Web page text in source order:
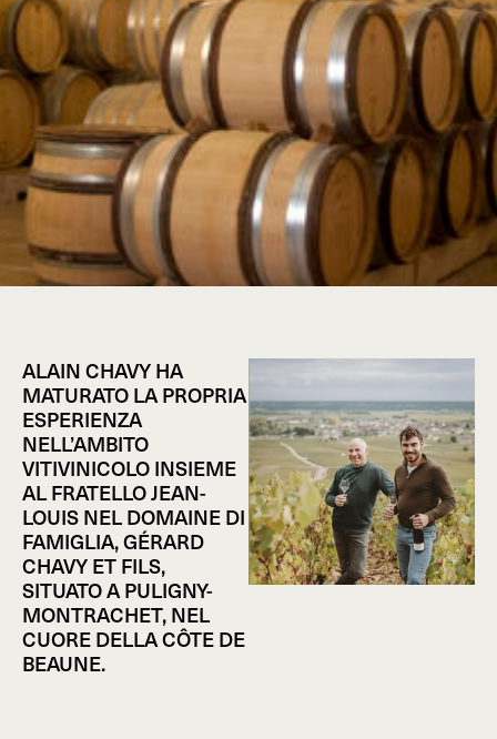
ALAIN CHAVY HA
MATURATO LA PROPRIA
ESPERIENZA
NELL’AMBITO
VITIVINICOLO INSIEME
AL FRATELLO JEAN-
LOUIS NEL DOMAINE DI
FAMIGLIA, GÉRARD
CHAVY ET FILS,
SITUATO A PULIGNY-
MONTRACHET, NEL
CUORE DELLA CÔTE DE
BEAUNE.